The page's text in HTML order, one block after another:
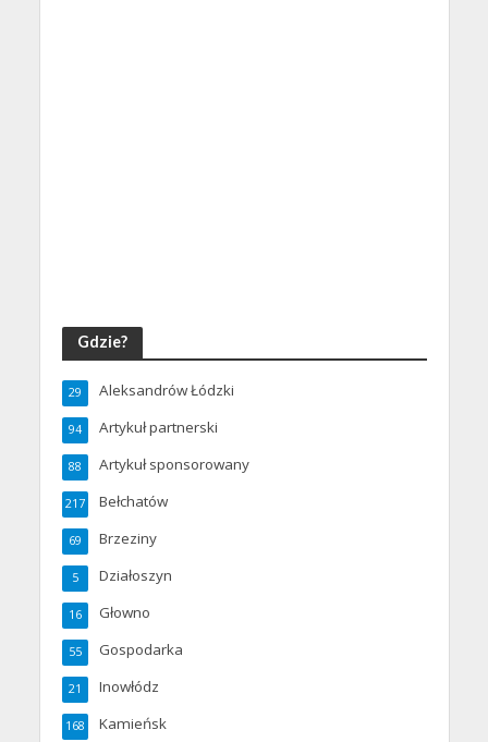
Gdzie?
Aleksandrów Łódzki
29
Artykuł partnerski
94
Artykuł sponsorowany
88
Bełchatów
217
Brzeziny
69
Działoszyn
5
Głowno
16
Gospodarka
55
Inowłódz
21
Kamieńsk
168